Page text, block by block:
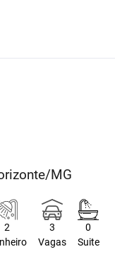
MG
2
3
Vagas
0
Suite